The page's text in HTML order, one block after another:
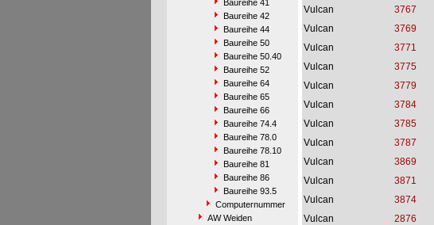
Baureihe 41
Baureihe 42
Baureihe 44
Baureihe 50
Baureihe 50.40
Baureihe 52
Baureihe 64
Baureihe 65
Baureihe 66
Baureihe 74.4
Baureihe 78.0
Baureihe 78.10
Baureihe 81
Baureihe 86
Baureihe 93.5
Computernummer
AW Weiden
Vulcan
3767
Vulcan
3769
Vulcan
3771
Vulcan
3775
Vulcan
3779
Vulcan
3784
Vulcan
3785
Vulcan
3787
Vulcan
3869
Vulcan
3871
Vulcan
3874
Vulcan
2876